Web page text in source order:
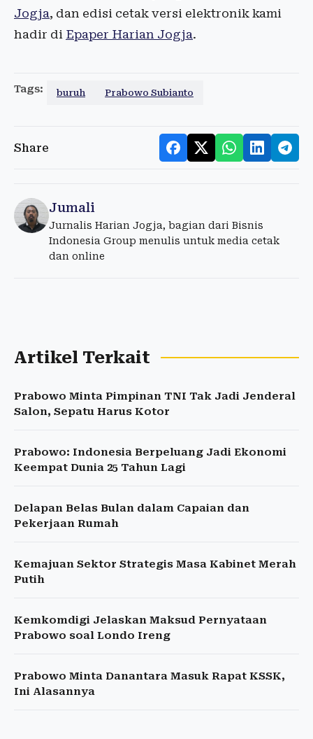
Jogja, dan edisi cetak versi elektronik kami
hadir di Epaper Harian Jogja.
Tags: buruh Prabowo Subianto
Share
Jumali
Jurnalis Harian Jogja, bagian dari Bisnis
Indonesia Group menulis untuk media cetak
dan online
Artikel Terkait
Prabowo Minta Pimpinan TNI Tak Jadi Jenderal
Salon, Sepatu Harus Kotor
Prabowo: Indonesia Berpeluang Jadi Ekonomi
Keempat Dunia 25 Tahun Lagi
Delapan Belas Bulan dalam Capaian dan
Pekerjaan Rumah
Kemajuan Sektor Strategis Masa Kabinet Merah
Putih
Kemkomdigi Jelaskan Maksud Pernyataan
Prabowo soal Londo Ireng
Prabowo Minta Danantara Masuk Rapat KSSK,
Ini Alasannya